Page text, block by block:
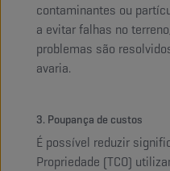
contaminantes ou
a evitar falhas no
problemas são
avaria.
3. Poupança de custos
É possível reduzir
Propriedade (TCO)